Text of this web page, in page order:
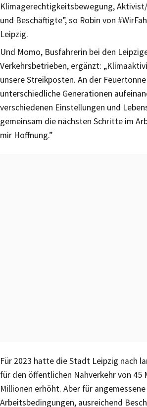
Klimagerechtigkeitsbewegung,
und Beschäftigte”, so Robin von
Leipzig.
Und Momo, Busfahrerin bei den
Verkehrsbetrieben, ergänzt:
unsere Streikposten. An der
unterschiedliche Generationen
verschiedenen Einstellungen und
gemeinsam die nächsten Schritte im
mir Hoffnung.”
Für 2023 hatte die Stadt Leipzig nach
für den öffentlichen Nahverkehr von 45
Millionen erhöht. Aber für angemessene
Arbeitsbedingungen, ausreichend